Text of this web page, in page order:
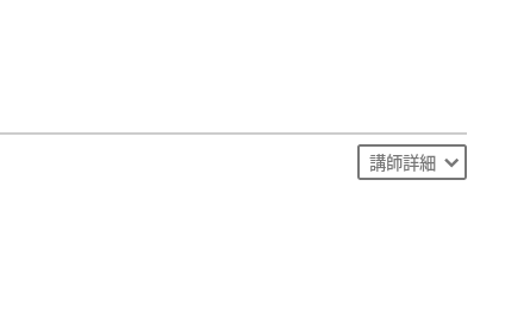
講師詳細